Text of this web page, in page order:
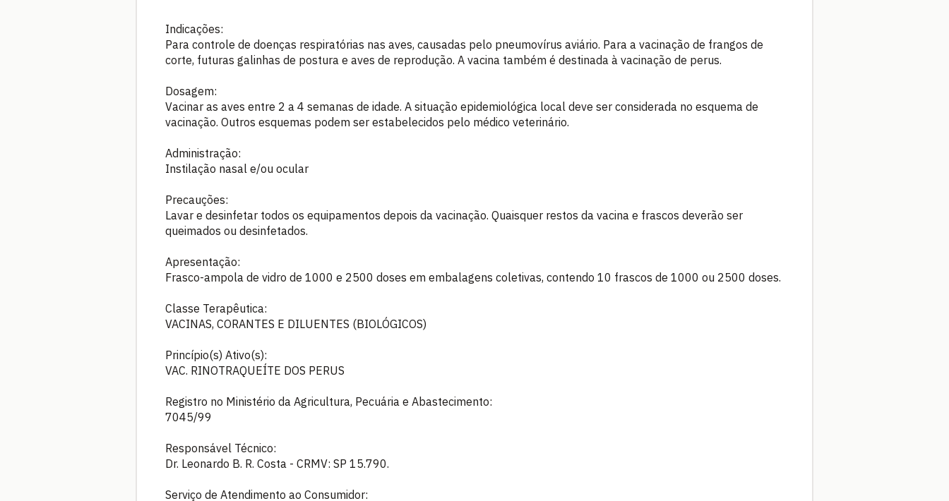
Indicações:
Para controle de doenças respiratórias nas aves, causadas pelo pneumovírus aviário. Para a vacinação de frangos de
corte, futuras galinhas de postura e aves de reprodução. A vacina também é destinada à vacinação de perus.
Dosagem:
Vacinar as aves entre 2 a 4 semanas de idade. A situação epidemiológica local deve ser considerada no esquema de
vacinação. Outros esquemas podem ser estabelecidos pelo médico veterinário.
Administração:
Instilação nasal e/ou ocular
Precauções:
Lavar e desinfetar todos os equipamentos depois da vacinação. Quaisquer restos da vacina e frascos deverão ser
queimados ou desinfetados.
Apresentação:
Frasco-ampola de vidro de 1000 e 2500 doses em embalagens coletivas, contendo 10 frascos de 1000 ou 2500 doses.
Classe Terapêutica:
VACINAS, CORANTES E DILUENTES (BIOLÓGICOS)
Princípio(s) Ativo(s):
VAC. RINOTRAQUEÍTE DOS PERUS
Registro no Ministério da Agricultura, Pecuária e Abastecimento:
7045/99
Responsável Técnico:
Dr. Leonardo B. R. Costa - CRMV: SP 15.790.
Serviço de Atendimento ao Consumidor: